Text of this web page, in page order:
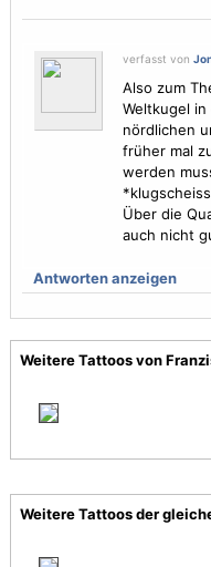
verfasst von
Also zum
Weltkugel
nördlichen
früher mal
werden
Über die
auch nicht
Antworten anzeigen
Weitere Tattoos von
Weitere Tattoos der